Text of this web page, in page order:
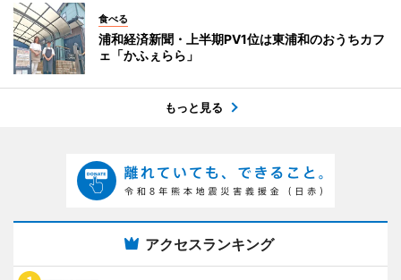
食べる
浦和経済新聞・上半期PV1位は東浦和のおうちカフ
ェ「かふぇらら」
もっと見る
アクセスランキング